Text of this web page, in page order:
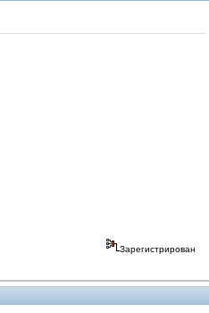
Зарегистрирован